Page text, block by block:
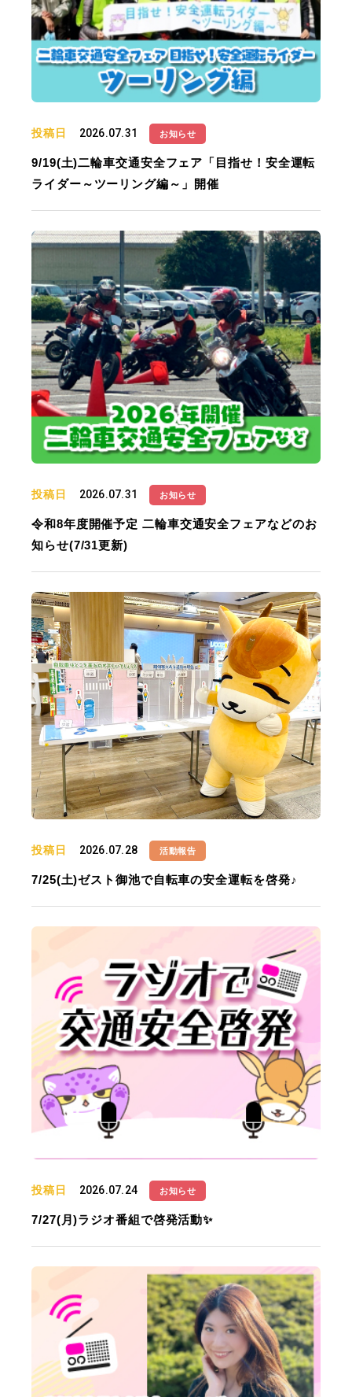
投稿日 2026.07.31 お知らせ
9/19(土)二輪車交通安全フェア「目指せ！安全運転
ライダー～ツーリング編～」開催
投稿日 2026.07.31 お知らせ
令和8年度開催予定 二輪車交通安全フェアなどのお
知らせ(7/31更新)
投稿日 2026.07.28 活動報告
7/25(土)ゼスト御池で自転車の安全運転を啓発♪
投稿日 2026.07.24 お知らせ
7/27(月)ラジオ番組で啓発活動✨